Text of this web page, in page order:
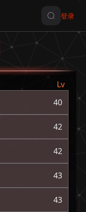
登录
Lv
40
42
42
43
43